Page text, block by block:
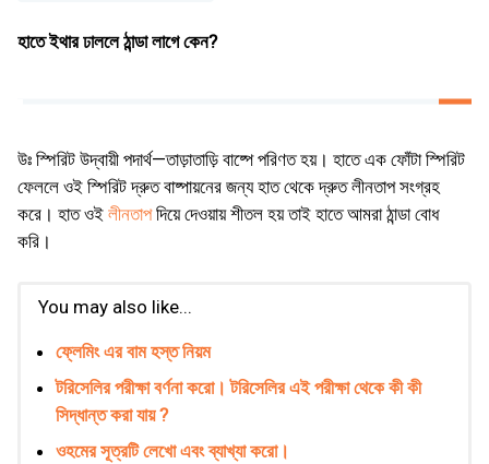
হাতে ইথার ঢাললে ঠান্ডা লাগে কেন?
উঃ স্পিরিট উদ্বায়ী পদার্থ—তাড়াতাড়ি বাষ্পে পরিণত হয়। হাতে এক ফোঁটা স্পিরিট
ফেললে ওই স্পিরিট দ্রুত বাষ্পায়নের জন্য হাত থেকে দ্রুত লীনতাপ সংগ্রহ
করে। হাত ওই লীনতাপদিয়ে দেওয়ায় শীতল হয় তাই হাতে আমরা ঠান্ডা বোধ
করি।
You may also like...
ফ্লেমিং এর বাম হস্ত নিয়ম
টরিসেলির পরীক্ষা বর্ণনা করাে। টরিসেলির এই পরীক্ষা থেকে কী কী
সিদ্ধান্ত করা যায় ?
ওহমের সূত্রটি লেখাে এবং ব্যাখ্যা করাে।